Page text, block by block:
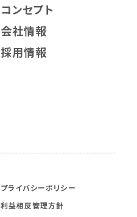
コンセプト
会社情報
採用情報
プライバシーポリシー
利益相反管理方針